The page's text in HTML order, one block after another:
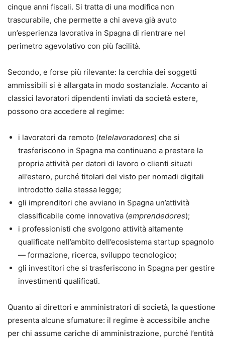
cinque anni fiscali. Si tratta di una modifica non
trascurabile, che permette a chi aveva già avuto
un’esperienza lavorativa in Spagna di rientrare nel
perimetro agevolativo con più facilità.
Secondo, e forse più rilevante: la cerchia dei soggetti
ammissibili si è allargata in modo sostanziale. Accanto ai
classici lavoratori dipendenti inviati da società estere,
possono ora accedere al regime:
i lavoratori da remoto (telelavoradores) che si
trasferiscono in Spagna ma continuano a prestare la
propria attività per datori di lavoro o clienti situati
all’estero, purché titolari del visto per nomadi digitali
introdotto dalla stessa legge;
gli imprenditori che avviano in Spagna un’attività
classificabile come innovativa (emprendedores);
i professionisti che svolgono attività altamente
qualificate nell’ambito dell’ecosistema startup spagnolo
— formazione, ricerca, sviluppo tecnologico;
gli investitori che si trasferiscono in Spagna per gestire
investimenti qualificati.
Quanto ai direttori e amministratori di società, la questione
presenta alcune sfumature: il regime è accessibile anche
per chi assume cariche di amministrazione, purché l’entità